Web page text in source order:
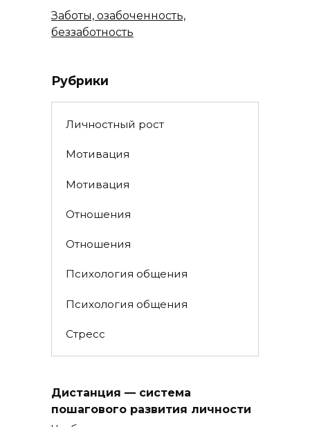
Заботы, озабоченность,
беззаботность
Рубрики
Личностный рост
Мотивация
Мотивация
Отношения
Отношения
Психология общения
Психология общения
Стресс
Дистанция — система
пошагового развития личности